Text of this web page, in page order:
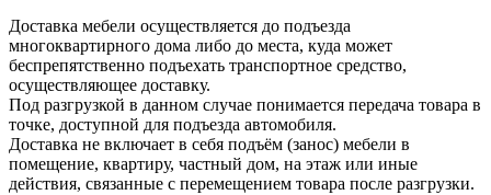
Доставка мебели осуществляется до подъезда
многоквартирного дома либо до места, куда может
беспрепятственно подъехать транспортное средство,
осуществляющее доставку.
Под разгрузкой в данном случае понимается передача товара в
точке, доступной для подъезда автомобиля.
Доставка не включает в себя подъём (занос) мебели в
помещение, квартиру, частный дом, на этаж или иные
действия, связанные с перемещением товара после разгрузки.